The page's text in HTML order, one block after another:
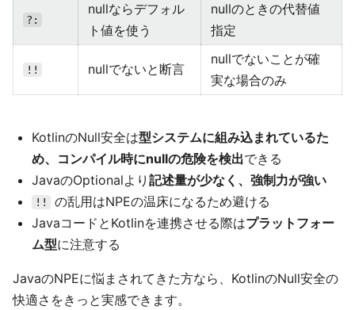
?:
nullならデフォル
ト値を使う
nullのときの代替値
指定
!! nullでないと断言
nullでないことが確
実な場合のみ
KotlinのNull安全は型システムに組み込まれているた
め、コンパイル時にnullの危険を検出できる
JavaのOptionalより 記述量が少なく、強制力が強い
!!
の乱用はNPEの温床になるため避ける
JavaコードとKotlinを連携させる際はプラットフォー
ム型に注意する
JavaのNPEに悩まされてきた方なら、KotlinのNull安全の
快適さをきっと実感できます。